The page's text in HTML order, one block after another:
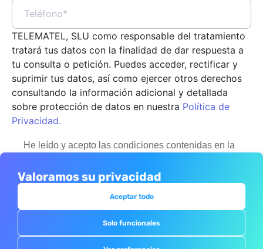
Valoramos su privacidad
Aceptar todo
Solo funcionales
TELEMATEL, SLU como responsable del tratamiento
tratará tus datos con la finalidad de dar respuesta a
tu consulta o petición. Puedes acceder, rectificar y
suprimir tus datos, así como ejercer otros derechos
consultando la información adicional y detallada
sobre protección de datos en nuestra Política de
Privacidad.
He leído y acepto las condiciones contenidas en la
datos para gestionar mi consulta o petición.*
Doy mi consentimiento a Telematel SLU para el envío